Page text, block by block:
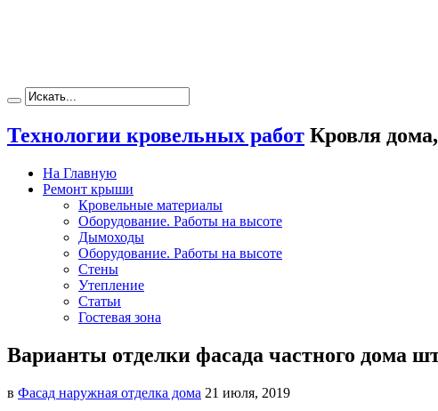
Технологии кровельных работ Кровля
На Главную
Ремонт крыши
Кровельные материалы
Оборудование. Работы на высоте
Дымоходы
Оборудование. Работы на высоте
Стены
Утепление
Статьи
Гостевая зона
Варианты отделки фасада частного дома
в Фасад наружная отделка дома 21 июля, 2019